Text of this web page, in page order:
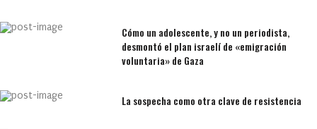
Cómo un adolescente, y no un periodista,
desmontó el plan israelí de «emigración
voluntaria» de Gaza
La sospecha como otra clave de resistencia